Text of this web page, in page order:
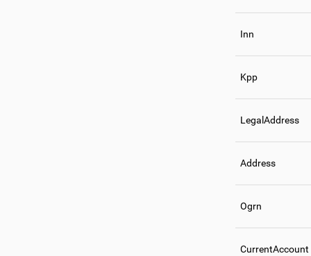
Inn
Kpp
LegalAddress
Address
Ogrn
CurrentAccount